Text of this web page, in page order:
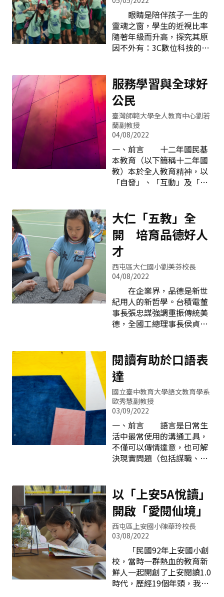
足對技藝學習有興趣學生之
學習需求，使具有任何性向
的學生都有公平的就學機
會，達成適性教育之理想，
提供學生或家長另一項選
爭。其核心價值，就是「一
個也不能少」（No Child
Left Behind）的精
小時以上就有可能會造成
「電腦視覺症候群」，因為
長時間專注手機或平板螢
幕，造成眨眼次數減少，導
致眼睛表面水分迅速蒸發，
另外3C螢幕光源中的藍光會
刺激產生傷害網膜細胞的自
由基，更是危害眼睛的主
因，特別是兒童水晶體清
澈、透光率高，更容易受傷
害。 眼睛和其他的組織
器官一樣都需要適當的營養
補充，我們需要為保護眼睛
特別選取一些蔬果、魚類海
鮮及乳製品等。這些護眼食
材組合起來顏色非常繽紛，
五顏六色的食物1.從深綠色
葉菜類攝取葉黃素及玉米黃
素 葉黃素及玉米黃素是
眼睛是陪伴孩子一生的
靈魂之窗，學生的近視比率
隨著年級而升高，探究其原
因不外有：3C數位科技的產
中心學校升學壓力與課後補
習。而國小階段罹患高度近
視，日後併發青光眼、視網
膜剝離的機率極高，因此教
導孩子保護視力、愛護眼睛
成了當前重要課題，南屯國
小為維護學生視力以及身體
健康，全力來推動宣導視力
保健的重要：一、護眼健康
行 每班導師利用晨間時
間與健康課帶領學生進行護
明眸皓齒健康生活家手
冊」，叮嚀孩子完成「護眼
生活紀錄表」20週紀錄，並
鼓勵小朋友在走廊進行「望
遠凝視」活動。也邀請家長
協助督導孩子實踐「南屯國
小明眸皓齒健康生活家手
冊」中各項護眼妙招，並給
予鼓勵與簽名認證。另外辦
理「視力保健宣導講座」，
邀請視力保健專家蒞校演
能 南屯國小學生每天從
校園中身體力行愛護眼睛，
進行高速球類護眼
服務學習與全球好
公民
臺灣師範大學全人教育中心劉若
蘭副教授
04/08/2022
一、前言 十二年國民基
本教育（以下簡稱十二年國
教）本於全人教育精神，以
「自發」、「互動」及「共
要善誘學生的學習動機與熱
情，引導學生妥善開展與自
我、與他人、與社會、與自
然的各種互動能力，協助學
生應用及實踐所學、體驗生
命意義，願意致力社會、自
然與文化的永續發展，共同
謀求彼此的互惠與共好（教
育部，2014）。過去研究發
現國中學生參與服務學習提
升的能力，可以相呼應的有
理協調」、「團隊合作」以
及「公民實踐」等，且參與
多元服務的學生在各方面的
學習成果較高（劉若蘭，
2018）。 青少年學生因
「服務學習方案」而接觸服
務的行為經驗可能會造成長
久性的影響，如自我尊重、
知能發展與社會人際等
（Wade,1997）。
對學業、社團與宗教活動等
目標與時間的運用能力高於
未
大仁「五教」全
開 培育品德好人
才
西屯區大仁國小劉美芬校長
04/08/2022
在企業界，品德是新世
紀用人的新哲學。台積電董
事長張忠謀強調重振傳統美
德，全國工總理事長侯貞雄
第一看品格。由此可見，品
德教育已成為全球教育界的
新顯學，21世紀人才的必備
能力。而品德教育的紥根要
從小著手，國小教育是黃金
關鍵期。 西屯區大仁國
小以品德教育為核心，全人
教育為理想，齊力栽培「大
仁實踐家～全球好公民」的
大仁寶寶。經驗豐富、專業
熱情的教師團隊，以「培育
紀領袖人才」為使命，連續
五年榮獲三好校園榮耀，以
品格教育融入各領域學習帶
動十二年國教前導學校課程
發展，多年參加臺中市品格
教育課程方案評比履獲佳
績，很榮幸分享大仁專業教
師群的作法，請各界專家及
教育先進不吝指教。 本
校的品格教育推動，結合美
閱讀有助於口語表
達
國立臺中教育大學語文教育學系
歐秀慧副教授
03/09/2022
一、前言 語言是日常生
活中最常使用的溝通工具，
不僅可以傳情達意，也可解
決現實問題（包括謀職、談
是自由民主開放的時代，
「沉默是金」、「只做不
說」雖被視為美德，但21世
紀是一個各方面資訊爆炸、
溝通管道暢通、人際互動頻
繁的時代，不論是陳述自己
的想法，傾聽別人的言論，
辯駁他人的意見等等，都需
要具備清晰的表達能力才能
溝通，以求順利完成工
以「上安5A悅讀」
開啟「愛閱仙境」
西屯區上安國小陳華玲校長
03/08/2022
「民國92年上安國小創
校，當時一群熱血的教育新
鮮人一起開創了上安閱讀1.0
時代，歷經19個年頭，我們